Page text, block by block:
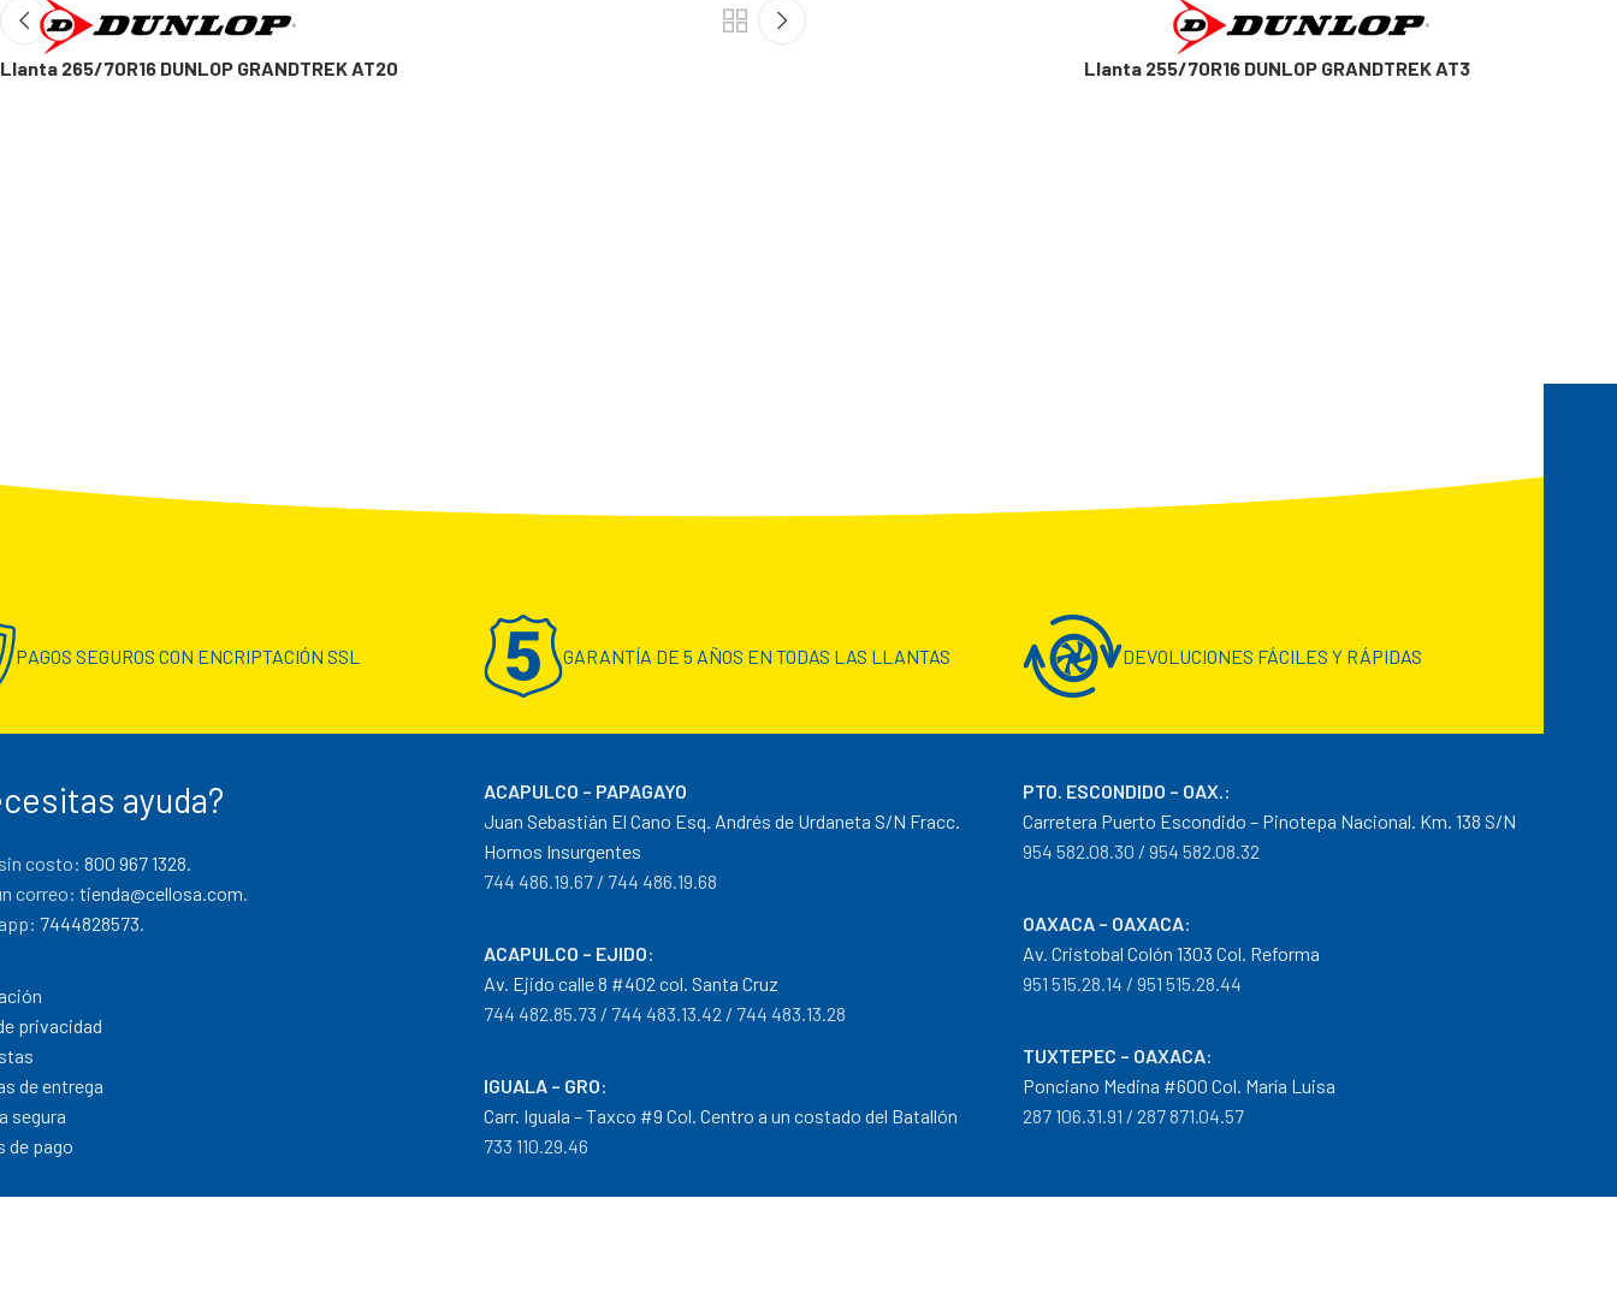
Llanta 265/70R16 DUNLOP GRANDTREK AT20 Llanta 255/70R16 DUNLOP GRANDTREK AT3
PAGOS SEGUROS CON ENCRIPTACIÓN SSL GARANTÍA DE 5 AÑOS EN TODAS LAS LLANTAS DEVOLUCIONES FÁCILES Y RÁPIDAS
ayuda?
costo:800 967 1328.
correo:tienda@cellosa.com.
7444828573.
privacidad
de entrega
segura
de pago
ACAPULCO – PAPAGAYO
Juan Sebastián El Cano Esq. Andrés de Urdaneta S/N Fracc.
Hornos Insurgentes
744 486.19.67 / 744 486.19.68
ACAPULCO – EJIDO:
Av. Ejido calle 8 #402 col. Santa Cruz
744 482.85.73 / 744 483.13.42 / 744 483.13.28
IGUALA – GRO:
Carr. Iguala – Taxco #9 Col. Centro a un costado del Batallón
733 110.29.46
PTO. ESCONDIDO – OAX.:
Carretera Puerto Escondido – Pinotepa Nacional. Km. 138 S/N
954 582.08.30 / 954 582.08.32
OAXACA – OAXACA:
Av. Cristobal Colón 1303 Col. Reforma
951 515.28.14 / 951 515.28.44
TUXTEPEC – OAXACA:
Ponciano Medina #600 Col. María Luisa
287 106.31.91 / 287 871.04.57